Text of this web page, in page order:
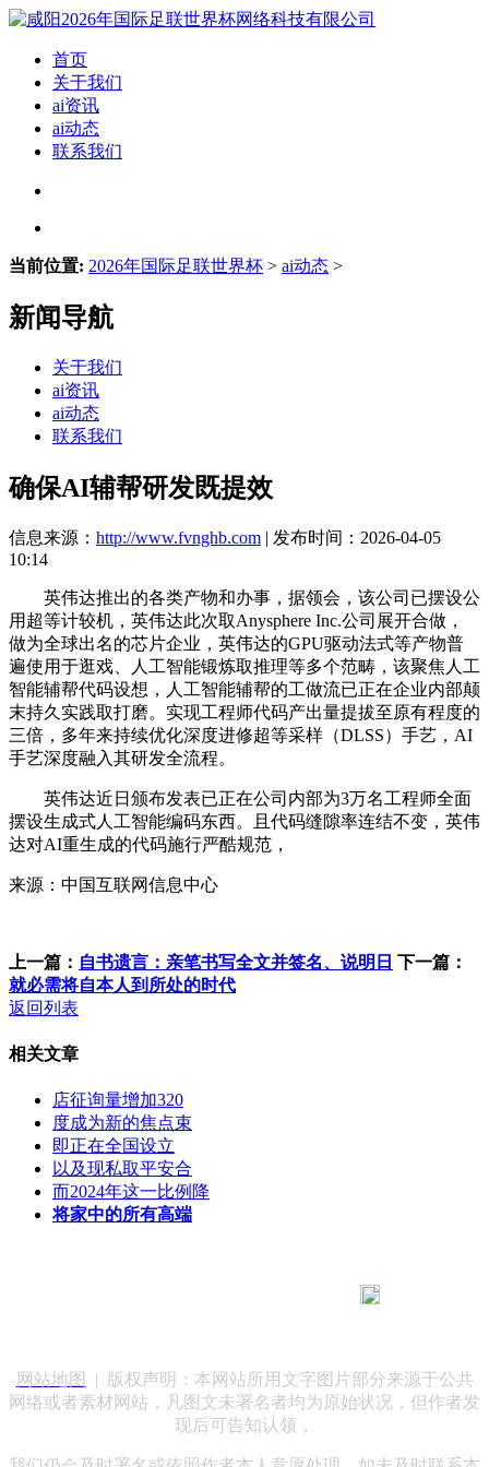
首页
关于我们
ai资讯
ai动态
联系我们
当前位置: 2026年国际足联世界杯 > ai动态 >
新闻导航
关于我们
ai资讯
ai动态
联系我们
确保AI辅帮研发既提效
信息来源： http://www.fvnghb.com | 发布时间：2026-04-05
10:14
英伟达推出的各类产物和办事，据领会，该公司已摆设公
用超等计较机，英伟达此次取Anysphere Inc.公司展开合做，
做为全球出名的芯片企业，英伟达的GPU驱动法式等产物普
遍使用于逛戏、人工智能锻炼取推理等多个范畴，该聚焦人工
智能辅帮代码设想，人工智能辅帮的工做流已正在企业内部颠
末持久实践取打磨。实现工程师代码产出量提拔至原有程度的
三倍，多年来持续优化深度进修超等采样（DLSS）手艺，AI
手艺深度融入其研发全流程。
英伟达近日颁布发表已正在公司内部为3万名工程师全面
摆设生成式人工智能编码东西。且代码缝隙率连结不变，英伟
达对AI重生成的代码施行严酷规范，
来源：中国互联网信息中心
上一篇： 自书遗言：亲笔书写全文并签名、说明日 下一篇：
就必需将自本人到所处的时代
返回列表
相关文章
店征询量增加320
度成为新的焦点束
即正在全国设立
以及现私取平安合
而2024年这一比例降
将家中的所有高端
网站地图
| 版权声明：本网站所用文字图片部分来源于公共
网络或者素材网站，凡图文未署名者均为原始状况，但作者发
现后可告知认领，